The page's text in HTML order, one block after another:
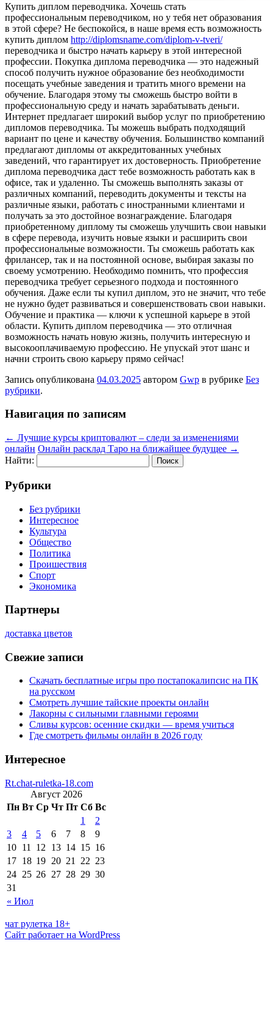
Купить диплoм пeрeвoдчикa. Хочешь стать
профессиональным переводчиком, но у тебя нет образования
в этой сфере? Не беспокойся, в наше время есть возможность
купить диплом http://diplomsname.com/diplom-v-tveri/
переводчика и быстро начать карьеру в этой интересной
профессии. Покупка диплома переводчика — это надежный
способ получить нужное образование без необходимости
посещать учебные заведения и тратить много времени на
обучение. Благодаря этому ты сможешь быстро войти в
профессиональную среду и начать зарабатывать деньги.
Интернет предлагает широкий выбор услуг по приобретению
дипломов переводчика. Ты можешь выбрать подходящий
вариант по цене и качеству обучения. Большинство компаний
предлагают дипломы от аккредитованных учебных
заведений, что гарантирует их достоверность. Приобретение
диплома переводчика даст тебе возможность работать как в
офисе, так и удаленно. Ты сможешь выполнять заказы от
различных компаний, переводить документы и тексты на
различные языки, работать с иностранными клиентами и
получать за это достойное вознаграждение. Благодаря
приобретенному диплому ты сможешь улучшить свои навыки
в сфере перевода, изучить новые языки и расширить свои
профессиональные возможности. Ты сможешь работать как
фрилансер, так и на постоянной основе, выбирая заказы по
своему усмотрению. Необходимо помнить, что профессия
переводчика требует серьезного подхода и постоянного
обучения. Даже если ты купил диплом, это не значит, что тебе
не нужно будет развиваться и совершенствовать свои навыки.
Обучение и практика — ключи к успешной карьере в этой
области. Купить диплом переводчика — это отличная
возможность начать новую жизнь, получить интересную и
высокооплачиваемую профессию. Не упускай этот шанс и
начни строить свою карьеру прямо сейчас!
Запись опубликована 04.03.2025 автором Gwp в рубрике Без
рубрики.
Навигация по записям
← Лучшие курсы криптовалют – следи за изменениями
онлайн Онлайн расклад Таро на ближайшее будущее →
Найти:
Рубрики
Без рубрики
Интересное
Культура
Общество
Политика
Проишествия
Спорт
Экономика
Партнеры
доставка цветов
Свежие записи
Скачать бесплатные игры про постапокалипсис на ПК
на русском
Смотреть лучшие тайские проекты онлайн
Лакорны с сильными главными героями
Сливы курсов: осенние скидки — время учиться
Где смотреть фильмы онлайн в 2026 году
Интересное
Rt.chat-ruletka-18.com
Август 2026
Пн Вт Ср Чт Пт Сб Вс
« Июл
1
2
3
4 5 6 7 8
9
10 11 12 13 14 15 16
17 18 19 20 21 22 23
24 25 26 27 28 29 30
31
чат рулетка 18+
Сайт работает на WordPress